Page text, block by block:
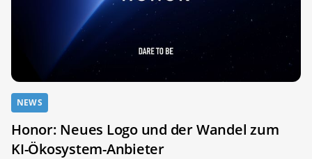
NEWS
Honor: Neues Logo und der Wandel zum
KI-Ökosystem-Anbieter